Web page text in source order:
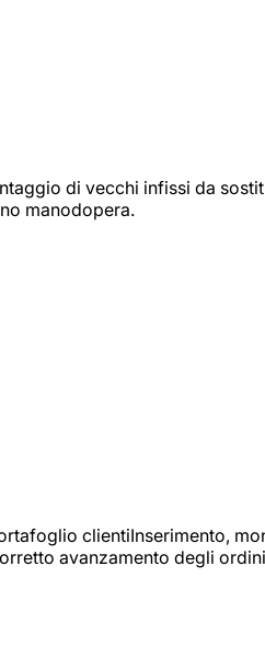
di vecchi infissi da
manodopera.
clientiInserimento,
avanzamento degli